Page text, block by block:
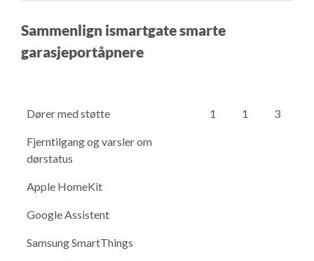
Sammenlign ismartgate smarte
garasjeportåpnere
Dører med støtte 1 1 3
Fjerntilgang og varsler om
dørstatus
Apple HomeKit
Google Assistent
Samsung SmartThings